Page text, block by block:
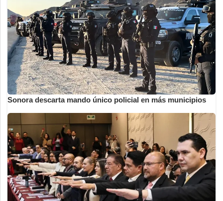
Sonora descarta mando único policial en más municipios